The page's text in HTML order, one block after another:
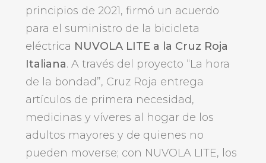
principios de 2021, firmó un acuerdo
para el suministro de la bicicleta
eléctrica NUVOLA LITE a la Cruz Roja
Italiana. A través del proyecto “La hora
de la bondad”, Cruz Roja entrega
artículos de primera necesidad,
medicinas y víveres al hogar de los
adultos mayores y de quienes no
pueden moverse; con NUVOLA LITE, los